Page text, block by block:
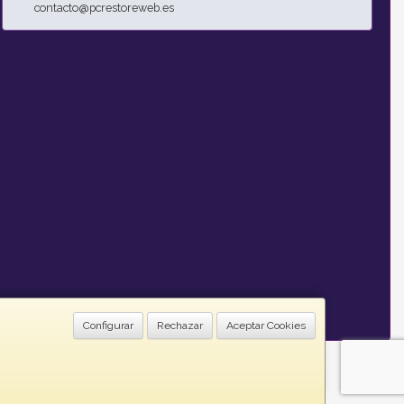
Configurar Rechazar Aceptar Cookies
contacto@pcrestoreweb.es